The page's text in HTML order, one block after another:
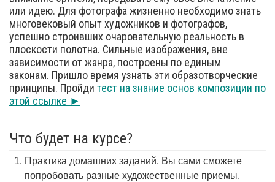
или идею. Для фотографа жизненно необходимо знать
многовековый опыт художников и фотографов,
успешно строивших очаровательную реальность в
плоскости полотна. Сильные изображения, вне
зависимости от жанра, построены по единым
законам. Пришло время узнать эти образотворческие
принципы. Пройди тест на знание основ композиции по
этой ссылке ►
Что будет на курсе?
Практика домашних заданий. Вы сами сможете
попробовать разные художественные приемы.